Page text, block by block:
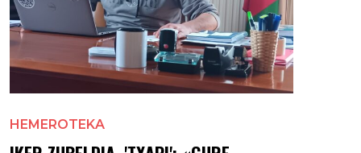
HEMEROTEKA